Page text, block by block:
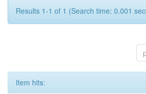
Results 1-1 of 1 (Search time: 0.001
Item hits: